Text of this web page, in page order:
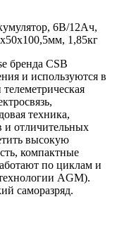
6В/12Ач,
1,85кг
бренда CSB
и используются в
техника,
и отличительных
высокую
компактные
по циклам и
AGM).
саморазряд.